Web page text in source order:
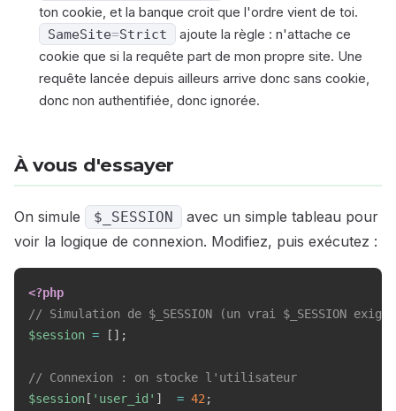
ton cookie, et la banque croit que l'ordre vient de toi.
SameSite=Strict
ajoute la règle : n'attache ce
cookie que si la requête part de mon propre site. Une
requête lancée depuis ailleurs arrive donc sans cookie,
donc non authentifiée, donc ignorée.
À vous d'essayer
On simule $_SESSION
avec un simple tableau pour
voir la logique de connexion. Modifiez, puis exécutez :
<?php
// Simulation de $_SESSION (un vrai $_SESSION
$session = [ ] ;
// Connexion : on stocke l'utilisateur
$session [ 'user_id' ] = 42 ;